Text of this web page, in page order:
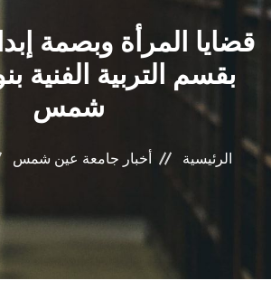
قضايا المرأة وبصمة
بقسم التربية الفنية
شمس
الرئيسية أخبار جامعة عين شمس